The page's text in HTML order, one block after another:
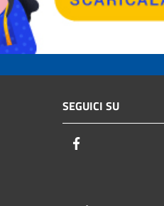
SEGUICI SU